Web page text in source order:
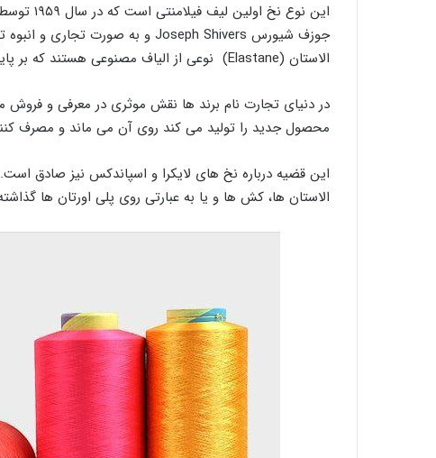
این نوع
الاستان (Elastane) نوعی از الیاف مصنوعی هستند که بر پایه اورتان بوده و به آن ها پلی اورتان می گویند.
در دنیای تجارت نام برند ها نقش موثری در معرفی و فروش
محصول جدید را تولید می کند روی آن می ماند و مصرف
این قضیه درباره نخ های لایکرا و اسپاندکس نیز صادق
الاستان ها، کش ها و یا به عبارتی روی پلی اورتان ها